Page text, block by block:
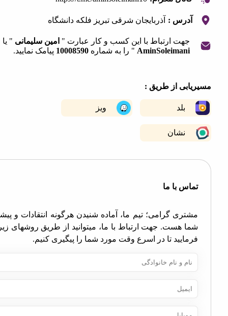
آدرس : آذربایجان شرقی تبریز فلکه دانشگاه
جهت ارتباط با این کسب و کار عبارت "امین سلیمانی " یا "
AminSoleimani" را به شماره 10008590 پیامک نمایید.
از طریق :
ویز
نشان
با ما
گرامی؛ تیم ما، آماده شنیدن هرگونه انتقادات و پیشنهادات
هست. جهت ارتباط با ما، میتوانید از طریق روشهای زیر اقدام
تا در اسرع وقت مورد شما را پیگیری کنیم.